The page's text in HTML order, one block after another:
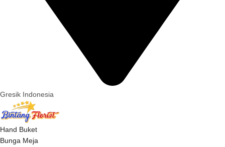
Gresik Indonesia
Hand Buket
Bunga Meja